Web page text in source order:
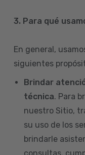
3. Para qué
En general,
siguientes
Brindar
técnica. Para
nuestro Sitio,
su uso de los
brindarle
consultas,